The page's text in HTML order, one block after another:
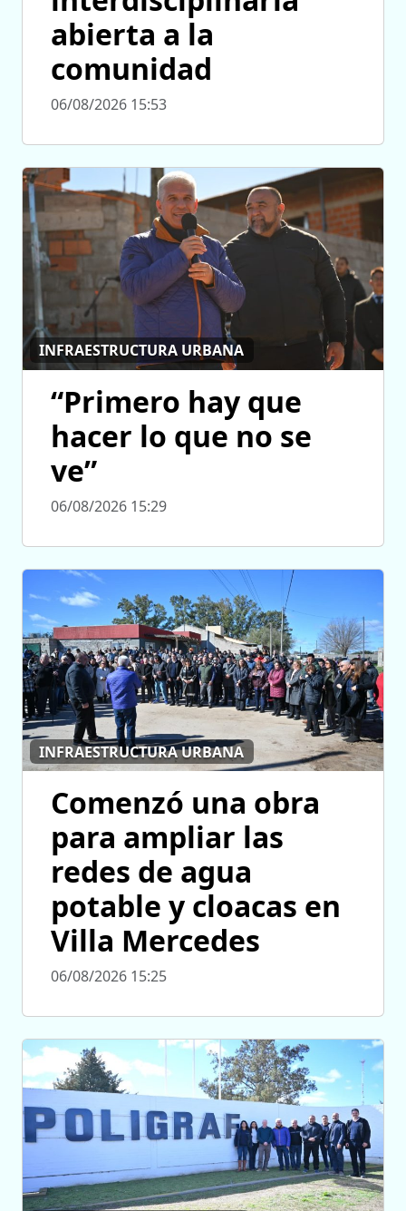
abierta a la
comunidad
06/08/2026 15:53
INFRAESTRUCTURA URBANA
“Primero hay que
hacer lo que no se
ve”
06/08/2026 15:29
INFRAESTRUCTURA URBANA
Comenzó una obra
para ampliar las
redes de agua
potable y cloacas en
Villa Mercedes
06/08/2026 15:25